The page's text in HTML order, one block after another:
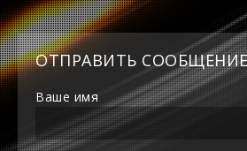
ОТПРАВИТЬ
Ваше имя